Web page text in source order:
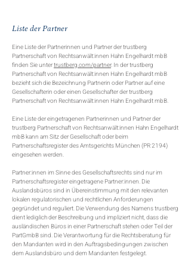
Liste der Partner
Eine Liste der Partnerinnen und Partner der trustberg
Partnerschaft von Rechtsanwält:innen Hahn Engelhardt mbB
finden Sie untertrustberg.com/partner. In der trustberg
Partnerschaft von Rechtsanwält:innen Hahn Engelhardt mbB
bezieht sich die Bezeichnung Partnerin oder Partner auf eine
Gesellschafterin oder einen Gesellschafter der trustberg
Partnerschaft von Rechtsanwält:innen Hahn Engelhardt mbB.
Eine Liste der eingetragenen Partnerinnen und Partner der
trustberg Partnerschaft von Rechtsanwält:innen Hahn Engelhardt
mbB kann am Sitz der Gesellschaft oder beim
Partnerschaftsregister des Amtsgerichts München (PR 2194)
eingesehen werden.
Partner:innen im Sinne des Gesellschaftsrechts sind nur im
Partnerschaftsregister eingetragene Partner:innen. Die
Auslandsbüros sind in Übereinstimmung mit den relevanten
lokalen regulatorischen und rechtlichen Anforderungen
gegründet und reguliert. Die Verwendung des Namens trustberg
dient lediglich der Beschreibung und impliziert nicht, dass die
ausländischen Büros in einer Partnerschaft stehen oder Teil der
PartGmbB sind. Die Verantwortung für die Rechtsberatung für
den Mandanten wird in den Auftragsbedingungen zwischen
dem Auslandsbüro und dem Mandanten festgelegt.